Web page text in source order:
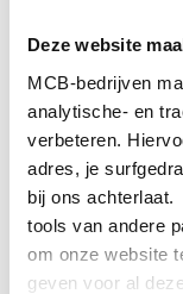
Deze website
MCB-bedrijven
analytische- en
verbeteren.
adres, je
bij ons achterlaat.
tools van andere
om onze website
geven voor al
inzicht in:
Leverdatum per
Artikelprijzen,
prijsafspraken
Certificaatkosten
Verzendkosten